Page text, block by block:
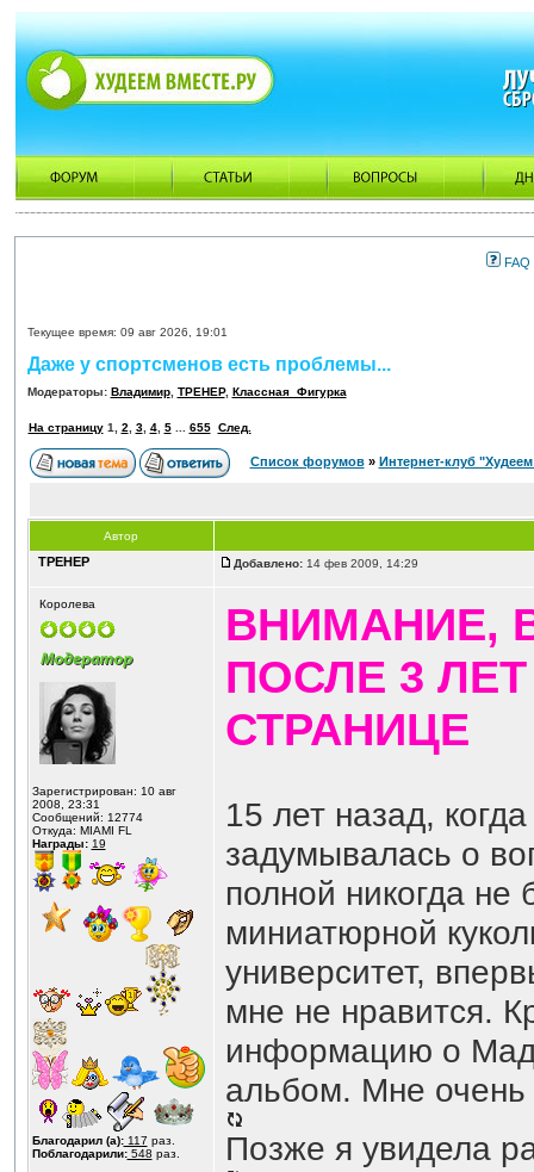
FAQ
Текущее время: 09 авг 2026, 19:01
Даже у спортсменов есть проблемы...
Модераторы: Владимир, ТРЕНЕР, Классная_Фигурка
На страницу 1 2 3, 4, 5... 655 След.
Список форумов» Интернет-клуб
Автор
ТРЕНЕР Добавлено:14 фев 2009, 14:29
Королева
Зарегистрирован: 10 авг
2008, 23:31
Сообщений: 12774
Откуда: MIAMI FL
Награды: 19
Благодарил (а):117 раз.
Поблагодарили:548 раз.
ВНИМАНИЕ,
ПОСЛЕ 3
СТРАНИЦЕ
15 лет назад,
задумывалась о
полной никогда не
миниатюрной
университет,
мне не нравится.
информацию о
альбом. Мне очень
Позже я увидела